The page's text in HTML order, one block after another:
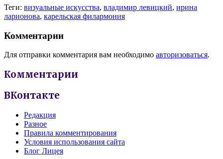
Теги: визуальные искусства, владимир левицкий, ирина
ларионова, карельская филармония
Комментарии
Для отправки комментария вам необходимо авторизоваться.
Комментарии
ВКонтакте
Редакция
Разное
Правила комментирования
Условия использования сайта
Блог Лицея